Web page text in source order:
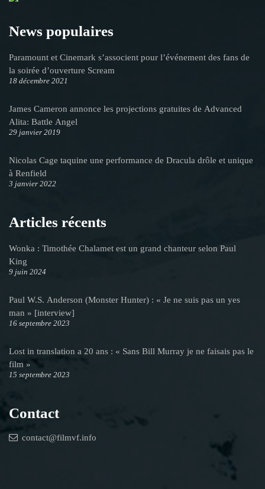
News populaires
Paramount et Cinemark s’associent pour l’événement des fans de
la soirée d’ouverture Scream
18 décembre 2021
James Cameron annonce les projections gratuites de Advanced
Alita: Battle Angel
29 janvier 2019
Nicolas Cage taquine une performance de Dracula drôle et unique
à Renfield
3 janvier 2022
Articles récents
Wonka : Timothée Chalamet est un grand chanteur selon Paul
King
9 juin 2024
Paul W.S. Anderson (Monster Hunter) : « Je ne suis pas un yes
man » [interview]
16 septembre 2023
Lost in translation a 20 ans : « Sans Bill Murray je ne faisais pas le
film »
15 septembre 2023
Contact
contact@filmvf.info